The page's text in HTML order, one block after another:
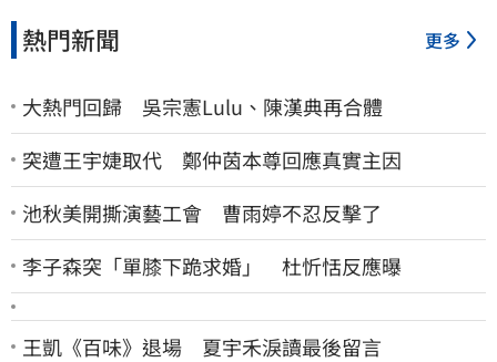
熱門新聞 更多
大熱門回歸 吳宗憲Lulu、陳漢典再合體
突遭王宇婕取代 鄭仲茵本尊回應真實主因
池秋美開撕演藝工會 曹雨婷不忍反擊了
李子森突「單膝下跪求婚」 杜忻恬反應曝
王凱《百味》退場 夏宇禾淚讀最後留言